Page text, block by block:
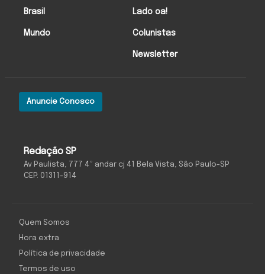
Redação SP
Av Paulista, 777 4º andar cj 41 Bela Vista, São Paulo-SP
CEP: 01311-914
Anuncie Conosco
Brasil
Mundo
Lado oa!
Colunistas
Newsletter
Quem Somos
Hora extra
Política de privacidade
Termos de uso